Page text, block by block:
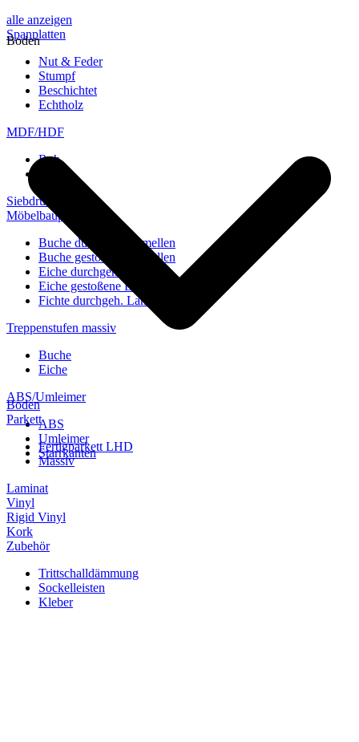
alle anzeigen
Spanplatten
Nut & Feder
Stumpf
Beschichtet
Echtholz
MDF/HDF
Roh
Siebdruckplatten
Möbelbauplatten
Buche durchgeh. Lamellen
Buche gestoßene Lamellen
Eiche durchgeh. Lamellen
Eiche gestoßene Lamellen
Fichte durchgeh. Lamellen
Treppenstufen massiv
Buche
Eiche
ABS/Umleimer
ABS
Umleimer
Starrkanten
Boden
Boden
Parkett
Fertigparkett LHD
Massiv
Laminat
Vinyl
Rigid Vinyl
Kork
Zubehör
Trittschalldämmung
Sockelleisten
Kleber